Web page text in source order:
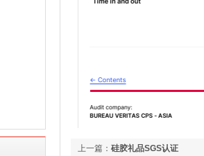
上一篇： 硅胶礼品SGS认证